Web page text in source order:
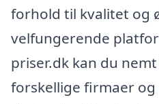
forhold til kvalitet og
velfungerende
priser.dk kan du
forskellige firmaer